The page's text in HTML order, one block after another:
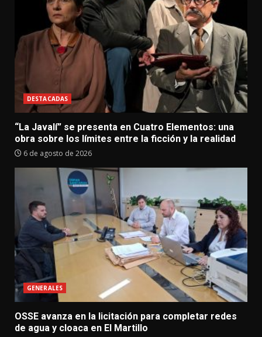
DESTACADAS
“La Javalí” se presenta en Cuatro Elementos: una
obra sobre los límites entre la ficción y la realidad
6 de agosto de 2026
GENERALES
OSSE avanza en la licitación para completar redes
de agua y cloaca en El Martillo